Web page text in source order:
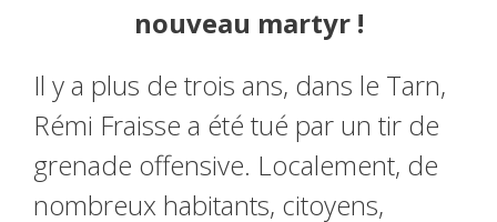
nouveau martyr !
Il y a plus de trois ans, dans le Tarn,
Rémi Fraisse a été tué par un tir de
grenade offensive. Localement, de
nombreux habitants, citoyens,